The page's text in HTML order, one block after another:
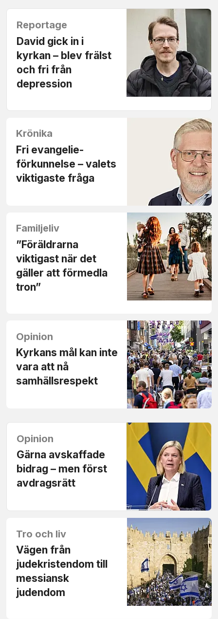
Reportage
David gick in i
kyrkan – blev frälst
och fri från
depression
Krönika
Fri evangelie­
förkunnelse – valets
viktigaste fråga
Familjeliv
”Föräldrarna
viktigast när det
gäller att förmedla
tron”
Opinion
Kyrkans mål kan inte
vara att nå
samhällsrespekt
Opinion
Gärna avskaffade
bidrag – men först
avdragsrätt
Tro och liv
Vägen från
judekristendom till
messiansk
judendom